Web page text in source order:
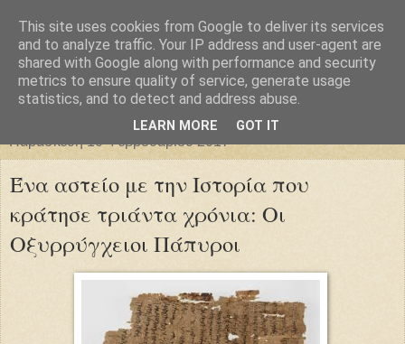
Φιλαρέτη
"ἄγει πρός φῶς τήν ἀλήθειαν χρόνος" -- Μένανδρος
Παρασκευή 10 Φεβρουαρίου 2017
Ένα αστείο με την Ιστορία που
κράτησε τριάντα χρόνια: Οι
Οξυρρύγχειοι Πάπυροι
This site uses cookies from Google to deliver its services
and to analyze traffic. Your IP address and user-agent are
shared with Google along with performance and security
metrics to ensure quality of service, generate usage
statistics, and to detect and address abuse.
LEARN MORE GOT IT